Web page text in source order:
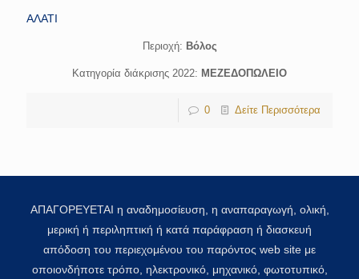
ΑΛΑΤΙ
Περιοχή: Βόλος
Κατηγορία διάκρισης 2022: ΜΕΖΕΔΟΠΩΛΕΙΟ
0 Δείτε Περισσότερα
ΑΠΑΓΟΡΕΥΕΤΑΙ η αναδημοσίευση, η αναπαραγωγή, ολική,
μερική ή περιληπτική ή κατά παράφραση ή διασκευή
απόδοση του περιεχομένου του παρόντος web site με
οποιονδήποτε τρόπο, ηλεκτρονικό, μηχανικό, φωτοτυπικό,